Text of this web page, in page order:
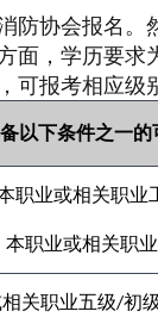
防协会报名。
面，学历要求
可报考相应级
以下条件之一的
职业或相关职业
本职业或相关职
关职业五级/初